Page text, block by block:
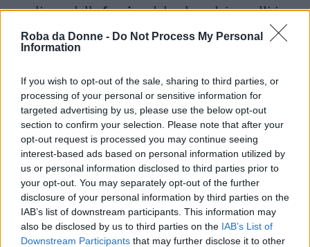
Roba da Donne - Do Not Process My Personal
Information
If you wish to opt-out of the sale, sharing to third parties, or
processing of your personal or sensitive information for
targeted advertising by us, please use the below opt-out
section to confirm your selection. Please note that after your
opt-out request is processed you may continue seeing
interest-based ads based on personal information utilized by
us or personal information disclosed to third parties prior to
your opt-out. You may separately opt-out of the further
disclosure of your personal information by third parties on the
IAB’s list of downstream participants. This information may
also be disclosed by us to third parties on the IAB’s List of
Downstream Participants that may further disclose it to other
applicare delleforcinedel colore dei capelli in
zone strategiche della testa.
Una volta conclusa la coda alta, si possono
creareeffetti e look particolari , grazie alla
semplicità e versatilità di questa acconciatura.
Per donare piùvolumesi possono fare i capelli
cotonati nella parte superiore della testa prima
di raccoglierli nella coda. Se invece si vuole
dare movimentoe non avere una coda piatta, si